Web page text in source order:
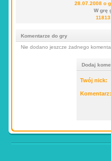
28.07.2008 o
W grę
Komentarze do gry
Nie dodano jeszcze żadnego
Dodaj
Twój nick:
Komentarz: